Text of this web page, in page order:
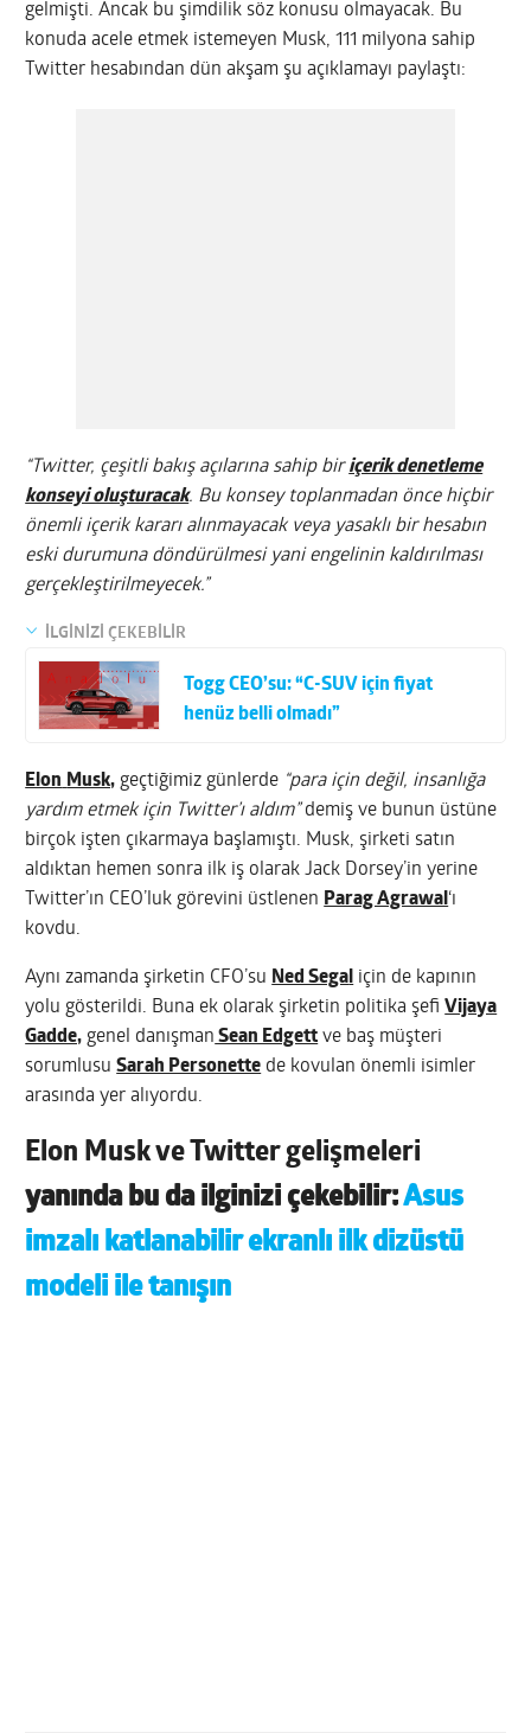
gelmişti. Ancak bu şimdilik söz konusu olmayacak. Bu
konuda acele etmek istemeyen Musk, 111 milyona sahip
Twitter hesabından dün akşam şu açıklamayı paylaştı:
“Twitter, çeşitli bakış açılarına sahip biriçerik denetleme
konseyi oluşturacak. Bu konsey toplanmadan önce hiçbir
önemli içerik kararı alınmayacak veya yasaklı bir hesabın
eski durumuna döndürülmesi yani engelinin kaldırılması
gerçekleştirilmeyecek.”
İLGİNİZİ ÇEKEBİLİR
Togg CEO’su: “C-SUV için fiyat
henüz belli olmadı”
Elon Musk, geçtiğimiz günlerde “para için değil, insanlığa
yardım etmek için Twitter’ı aldım”demiş ve bunun üstüne
birçok işten çıkarmaya başlamıştı. Musk, şirketi satın
aldıktan hemen sonra ilk iş olarak Jack Dorsey’in yerine
Twitter’ın CEO’luk görevini üstlenen Parag Agrawal ‘ı
kovdu.
Aynı zamanda şirketin CFO’su Ned Sega için de kapının
yolu gösterildi. Buna ek olarak şirketin politika şefiVijaya
Gadde, genel danışman Sean Edgett ve baş müşteri
sorumlusuSarah Personette de kovulan önemli isimler
arasında yer alıyordu.
Elon Musk ve Twitter gelişmeleri
yanında bu da ilginizi çekebilir:Asus
imzalı katlanabilir ekranlı ilk dizüstü
modeli ile tanışın